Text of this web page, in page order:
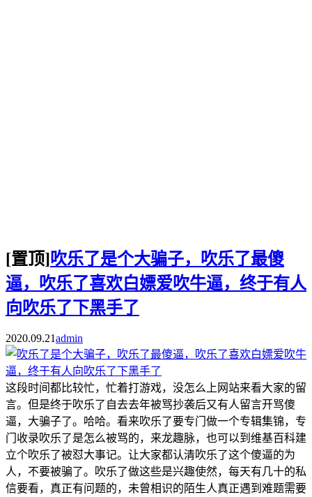
[置顶]吹乐了是个大骗子，吹乐了最傻
逼，吹乐了喜欢白嫖爱吹牛逼，终于有人
向吹乐了下黑手了
2020.09.21admin
这段时间都比较忙，忙着打游戏，没怎么上网站来看大家的留
言。但是终于吹乐了自去去年被骂抄袭后又有人留言开骂傻
逼，大骗子了。哈哈。看来吹乐了要专门做一个专辑集锦，专
门收录吹乐了是怎么被骂的，来龙趣脉，也可以到维基百科建
立个吹乐了被怼大事记。让大家都认清吹乐了这个傻逼的为
人，不要被骗了。吹乐了做这些是兴趣使然，每天有几十的私
信要看，真正有问题的，未曾相识的陌生人真正遇到难题需要